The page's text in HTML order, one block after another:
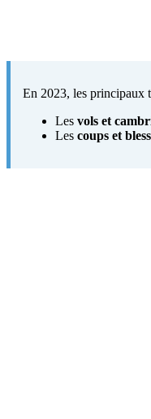
En 2023, les principaux
Les vols et
Les coups et